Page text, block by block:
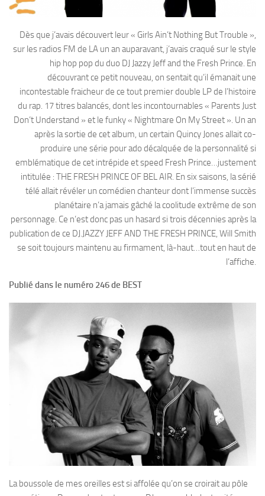
Dès que j’avais découvert leur « Girls Ain’t Nothing But Trouble »,
sur les radios FM de LA un an auparavant, j’avais craqué sur le style
hip hop pop du duo DJ Jazzy Jeff and the Fresh Prince. En
découvrant ce petit nouveau, on sentait qu’il émanait une
incontestable fraicheur de ce tout premier double LP de l’histoire
du rap. 17 titres balancés, dont les incontournables « Parents Just
Don’t Understand » et le funky « Nightmare On My Street ». Un an
après la sortie de cet album, un certain Quincy Jones allait co-
produire une série pour ado décalquée de la personnalité si
emblématique de cet intrépide et speed Fresh Prince…justement
intitulée : THE FRESH PRINCE OF BEL AIR. En six saisons, la sérié
télé allait révéler un comédien chanteur dont l’immense succès
planétaire n’a jamais gâché la coolitude extrême de son
personnage. Ce n’est donc pas un hasard si trois décennies après la
publication de ce DJ.JAZZY JEFF AND THE FRESH PRINCE, Will Smith
se soit toujours maintenu au firmament, là-haut…tout en haut de
l’affiche.
Publié dans le numéro 246 de BEST
La boussole de mes oreilles est si affolée qu’on se croirait au pôle